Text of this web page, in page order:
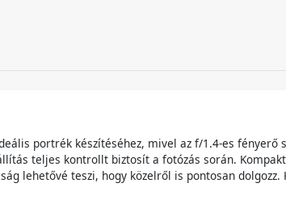
portrék készítéséhez, mivel az f/1.4-es
teljes kontrollt biztosít a fotózás során.
lehetővé teszi, hogy közelről is pontosan